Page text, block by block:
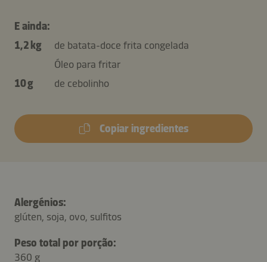
E ainda:
1,2 kg
de batata-doce frita congelada
Óleo para fritar
10 g
de cebolinho
Copiar ingredientes
Alergénios:
glúten, soja, ovo, sulfitos
Peso total por porção:
360 g